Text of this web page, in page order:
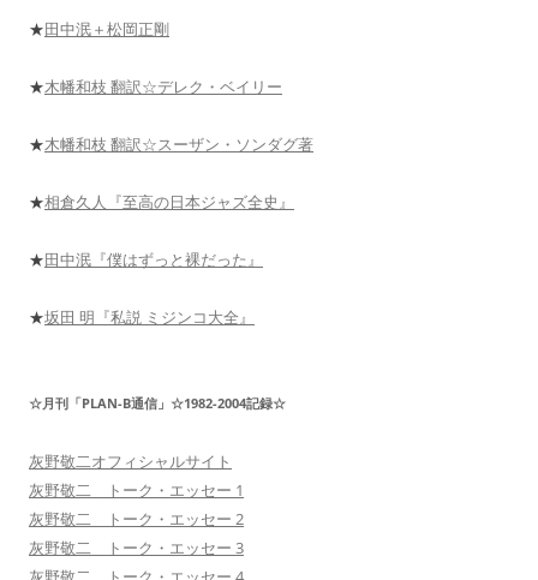
★田中泯＋松岡正剛
★木幡和枝 翻訳☆デレク・ベイリー
★木幡和枝 翻訳☆スーザン・ソンダグ著
★相倉久人『至高の日本ジャズ全史』
★田中泯『僕はずっと裸だった』
★坂田 明『私説 ミジンコ大全』
☆月刊「PLAN-B通信」☆1982-2004記録☆
灰野敬二オフィシャルサイト
灰野敬二 トーク・エッセー 1
灰野敬二 トーク・エッセー 2
灰野敬二 トーク・エッセー 3